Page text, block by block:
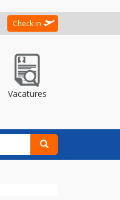
Check in
Vacatures